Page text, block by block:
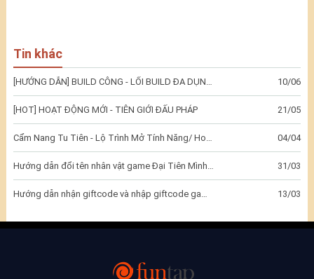
Tin khác
[HƯỚNG DẪN] BUILD CÔNG - LỐI BUILD ĐA DỤNG CHO PVP VÀ PVE 10/06
[HOT] HOẠT ĐỘNG MỚI - TIÊN GIỚI ĐẤU PHÁP 21/05
Cẩm Nang Tu Tiên - Lộ Trình Mở Tính Năng/ Hoạt Động 04/04
Hướng dẫn đổi tên nhân vật game Đại Tiên Mình Đi Đâu Thế 31/03
Hướng dẫn nhận giftcode và nhập giftcode game Đại Tiên Mình Đi Đâu Thế 13/03